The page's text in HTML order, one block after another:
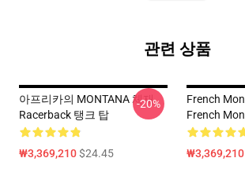
관련 상품
아프리카의 MONTANA 체재
Racerback 탱크 탑
₩3,369,210$24.45
-20%
French
French
₩3,369,210